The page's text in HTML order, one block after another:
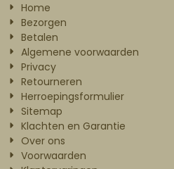
Home
Bezorgen
Betalen
Algemene voorwaarden
Privacy
Retourneren
Herroepingsformulier
Sitemap
Klachten en Garantie
Over ons
Voorwaarden